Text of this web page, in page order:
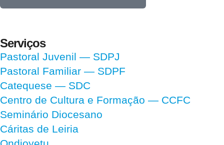
Serviços
Pastoral Juvenil — SDPJ
Pastoral Familiar — SDPF
Catequese — SDC
Centro de Cultura e Formação — CCFC
Seminário Diocesano
Cáritas de Leiria